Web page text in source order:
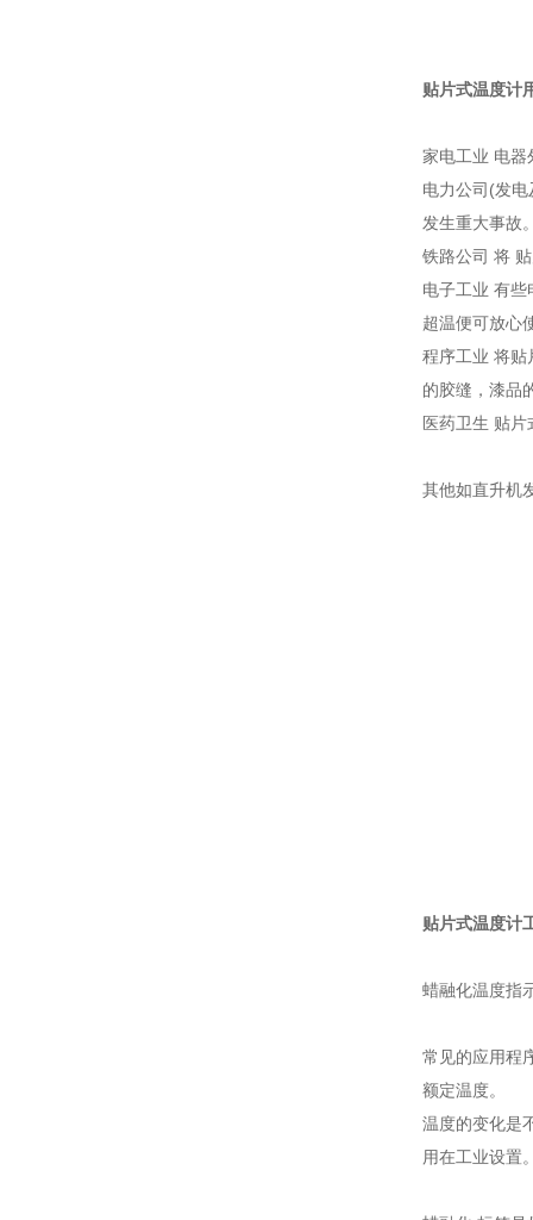
贴片式温度计
家电工业 电器
电力公司(发
发生重大事故
铁路公司 将
电子工业 有
超温便可放心
程序工业 将贴
的胶缝，漆品
医药卫生 贴
其他如直升机
贴片式温度计
蜡融化温度指
常见的应用程
额定温度。
温度的变化是
用在工业设置